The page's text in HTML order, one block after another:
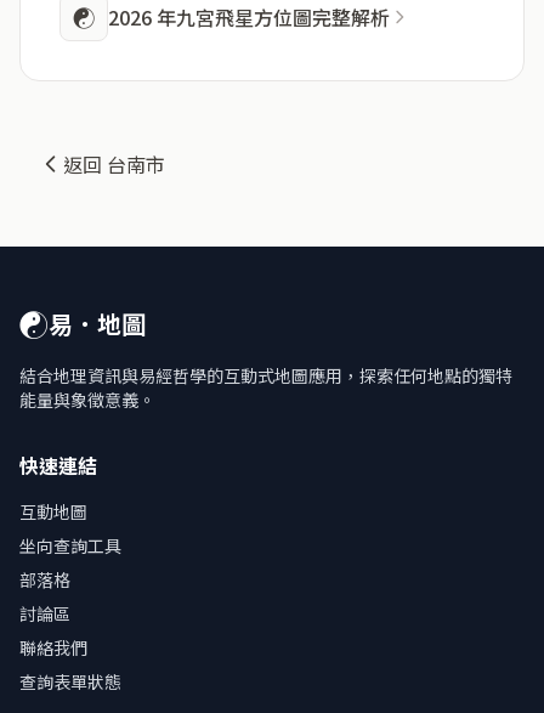
☯ 2026 年九宮飛星方位圖完整解析
返回 台南市
☯易．地圖
結合地理資訊與易經哲學的互動式地圖應用，探索任何地點的獨特
能量與象徵意義。
快速連結
互動地圖
坐向查詢工具
部落格
討論區
聯絡我們
查詢表單狀態